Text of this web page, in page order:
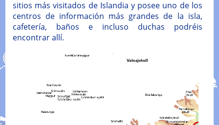
sitios más visitados de Islandia y posee uno de los
centros de información más grandes de la isla,
cafetería, baños e incluso duchas podréis
encontrar allí.